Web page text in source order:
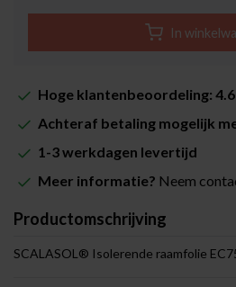
In
Hoge klantenbeoordeling: 4.6
Achteraf betaling mogelijk
1-3 werkdagen levertijd
Meer informatie? Neem
Productomschrijving
SCALASOL® Isolerende raamfolie